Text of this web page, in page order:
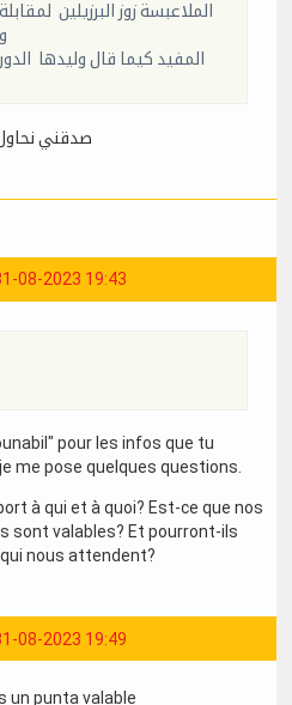
الملاعبسة زوز البرزيلين
المفيد كيما قال وليدها
صدقني
08-2023 19:43
pour les infos que tu
me pose quelques questions.
à qui et à quoi? Est-ce que nos
sont valables? Et pourront-ils
nous attendent?
08-2023 19:49
un punta valable